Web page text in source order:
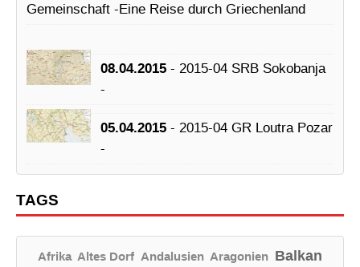
Gemeinschaft -Eine Reise durch Griechenland
08.04.2015 - 2015-04 SRB Sokobanja
-
05.04.2015 - 2015-04 GR Loutra Pozar
-
TAGS
Afrika Altes Dorf Andalusien Aragonien Balkan